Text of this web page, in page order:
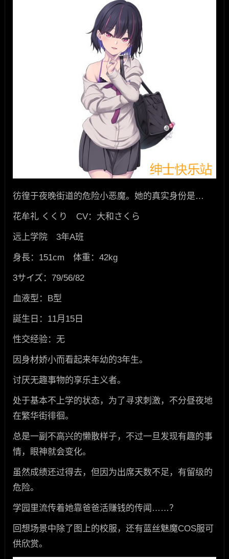
彷徨于夜晚街道的危险小恶魔。她的真实身份是…
花牟礼 くくり CV：大和さくら
远上学院 3年A班
身長：151cm 体重：42kg
3サイズ：79/56/82
血液型：B型
誕生日：11月15日
性交经验：无
因身材娇小而看起来年幼的3年生。
讨厌无趣事物的享乐主义者。
处于基本不上学的状态，为了寻求刺激，不分昼夜地
在繁华街徘徊。
总是一副不高兴的懒散样子，不过一旦发现有趣的事
情，眼神就会变化。
虽然成绩还过得去，但因为出席天数不足，有留级的
危险。
学园里流传着她靠爸爸活赚钱的传闻……？
回想场景中除了图上的校服，还有蓝丝魅魔COS服可
供欣赏。